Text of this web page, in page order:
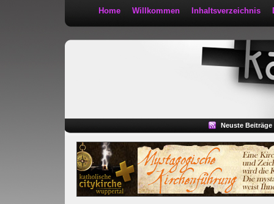
Home Willkommen Inhaltsverzeichnis
Neuste Beiträge